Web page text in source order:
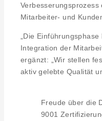
Mitarbeiter- und
„Die
Integration der
ergänzt: „Wir stellen
aktiv gelebte Qualität
Freude über die
9001